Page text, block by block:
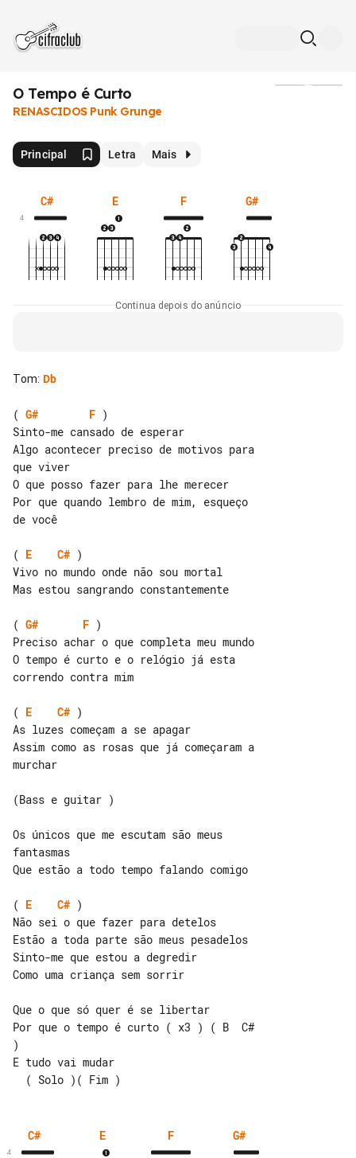
O Tempo é Curto
RENASCIDOS Punk Grunge
Principal Letra Mais
C#
4
E F G#
Continua depois do anúncio
Tom: Db
( G# F )
Sinto-me cansado de esperar
Algo acontecer preciso de motivos para
que viver
O que posso fazer para lhe merecer
Por que quando lembro de mim, esqueço
de você
( E C# )
Vivo no mundo onde não sou mortal
Mas estou sangrando constantemente
( G# F )
O tempo é curto e o relógio já esta
correndo contra mim
( E C# )
As luzes começam a se apagar
Assim como as rosas que já começaram a
murchar
(Bass e guitar )
Os únicos que me escutam são meus
fantasmas
Que estão a todo tempo falando comigo
( E C# )
Não sei o que fazer para detelos
Estão a toda parte são meus pesadelos
Sinto-me que estou a degredir
Como uma criança sem sorrir
Que o que só quer é se libertar
Por que o tempo é curto ( x3 ) ( B  C#
)
E tudo vai mudar
C#
4
E F G#